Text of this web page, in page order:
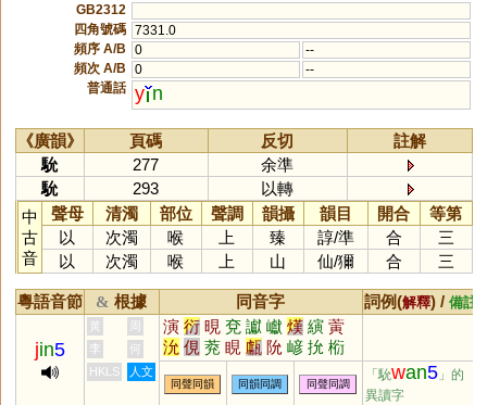
GB2312
四角號碼 7331.0
頻序 A/B
0
--
頻次 A/B
0
--
普通話 y n
《廣韻》 頁碼 反切
註解
馻
277
余準
馻
293
以轉
中
古
音
聲母 清濁 部位 聲調 韻攝 韻目 開合
等第
以
次濁 喉 上 臻 諄/準 合
三
以
次濁 喉 上 山 仙/獮 合 三
粵語音節 & 根據 同音字 詞例(解釋) / 備註
jin5
黃 周 演 衍 晛 兗 讞 巘 熯 縯 蔩
沇 俔 萒 睍 甗 阭 嵃 抁 椼
李
何
HKLS
人文
同聲同韻 同韻同調 同聲同調
「馻wan5 」的
異讀字